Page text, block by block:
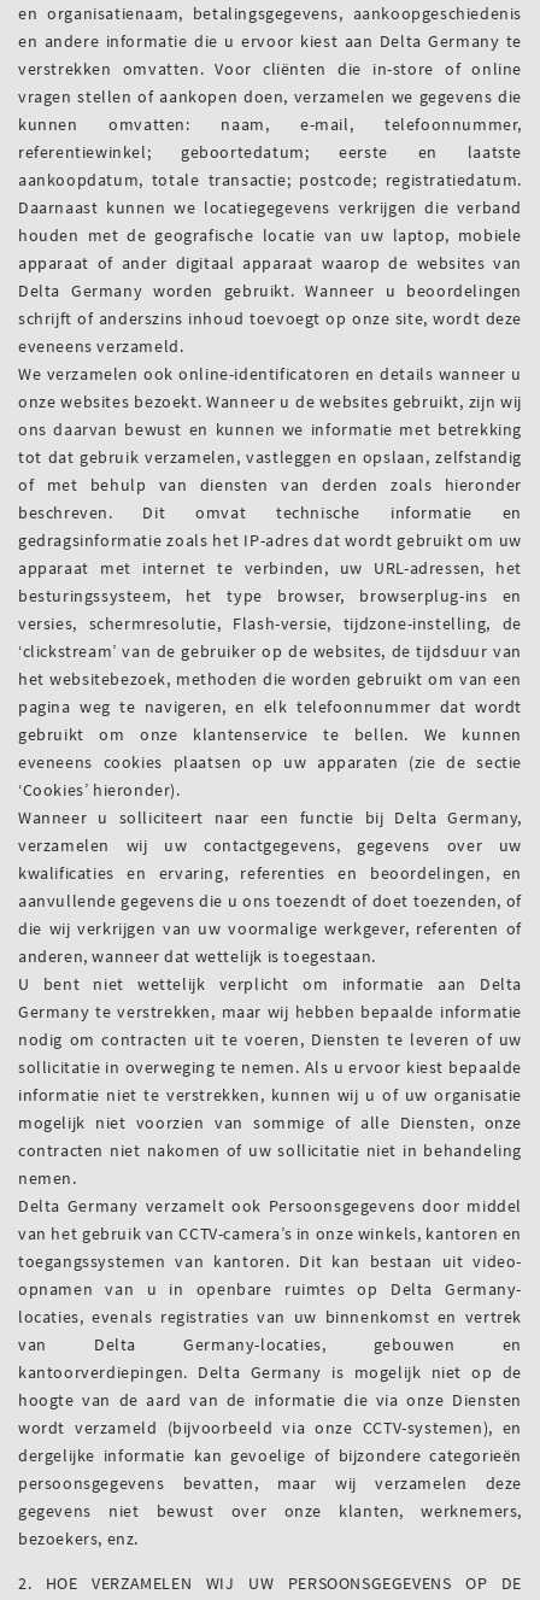
en organisatienaam, betalingsgegevens, aankoopgeschiedenis
en andere informatie die u ervoor kiest aan Delta Germany te
verstrekken omvatten. Voor cliënten die in-store of online
vragen stellen of aankopen doen, verzamelen we gegevens die
kunnen omvatten: naam, e-mail, telefoonnummer,
referentiewinkel; geboortedatum; eerste en laatste
aankoopdatum, totale transactie; postcode; registratiedatum.
Daarnaast kunnen we locatiegegevens verkrijgen die verband
houden met de geografische locatie van uw laptop, mobiele
apparaat of ander digitaal apparaat waarop de websites van
Delta Germany worden gebruikt. Wanneer u beoordelingen
schrijft of anderszins inhoud toevoegt op onze site, wordt deze
eveneens verzameld.
We verzamelen ook online-identificatoren en details wanneer u
onze websites bezoekt. Wanneer u de websites gebruikt, zijn wij
ons daarvan bewust en kunnen we informatie met betrekking
tot dat gebruik verzamelen, vastleggen en opslaan, zelfstandig
of met behulp van diensten van derden zoals hieronder
beschreven. Dit omvat technische informatie en
gedragsinformatie zoals het IP-adres dat wordt gebruikt om uw
apparaat met internet te verbinden, uw URL-adressen, het
besturingssysteem, het type browser, browserplug-ins en
versies, schermresolutie, Flash-versie, tijdzone-instelling, de
‘clickstream’ van de gebruiker op de websites, de tijdsduur van
het websitebezoek, methoden die worden gebruikt om van een
pagina weg te navigeren, en elk telefoonnummer dat wordt
gebruikt om onze klantenservice te bellen. We kunnen
eveneens cookies plaatsen op uw apparaten (zie de sectie
‘Cookies’ hieronder).
Wanneer u solliciteert naar een functie bij Delta Germany,
verzamelen wij uw contactgegevens, gegevens over uw
kwalificaties en ervaring, referenties en beoordelingen, en
aanvullende gegevens die u ons toezendt of doet toezenden, of
die wij verkrijgen van uw voormalige werkgever, referenten of
anderen, wanneer dat wettelijk is toegestaan.
U bent niet wettelijk verplicht om informatie aan Delta
Germany te verstrekken, maar wij hebben bepaalde informatie
nodig om contracten uit te voeren, Diensten te leveren of uw
sollicitatie in overweging te nemen. Als u ervoor kiest bepaalde
informatie niet te verstrekken, kunnen wij u of uw organisatie
mogelijk niet voorzien van sommige of alle Diensten, onze
contracten niet nakomen of uw sollicitatie niet in behandeling
nemen.
Delta Germany verzamelt ook Persoonsgegevens door middel
van het gebruik van CCTV-camera’s in onze winkels, kantoren en
toegangssystemen van kantoren. Dit kan bestaan uit video-
opnamen van u in openbare ruimtes op Delta Germany-
locaties, evenals registraties van uw binnenkomst en vertrek
van Delta Germany-locaties, gebouwen en
kantoorverdiepingen. Delta Germany is mogelijk niet op de
hoogte van de aard van de informatie die via onze Diensten
wordt verzameld (bijvoorbeeld via onze CCTV-systemen), en
dergelijke informatie kan gevoelige of bijzondere categorieën
persoonsgegevens bevatten, maar wij verzamelen deze
gegevens niet bewust over onze klanten, werknemers,
bezoekers, enz.
2. HOE VERZAMELEN WIJ UW PERSOONSGEGEVENS OP DE